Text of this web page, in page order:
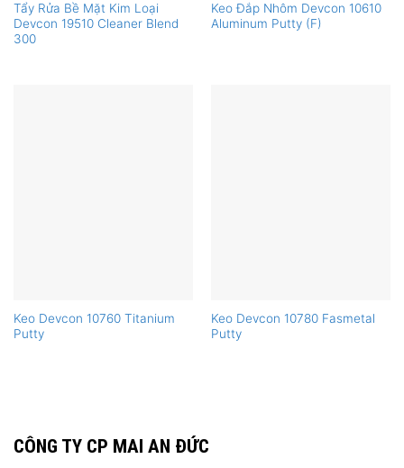
Tẩy Rửa Bề Mặt Kim Loại
Devcon 19510 Cleaner Blend
300
Keo Đắp Nhôm Devcon 10610
Aluminum Putty (F)
Keo Devcon 10760 Titanium
Putty
Keo Devcon 10780 Fasmetal
Putty
CÔNG TY CP MAI AN ĐỨC